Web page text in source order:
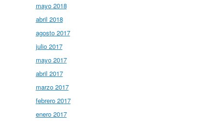
mayo 2018
abril 2018
agosto 2017
julio 2017
mayo 2017
abril 2017
marzo 2017
febrero 2017
enero 2017